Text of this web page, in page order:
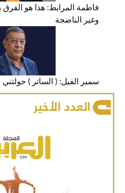
فاطمة المرابط: هذا هو الفرق
وغير الناضجة
سمير الفيل: ( الساتر )
العدد الأخير